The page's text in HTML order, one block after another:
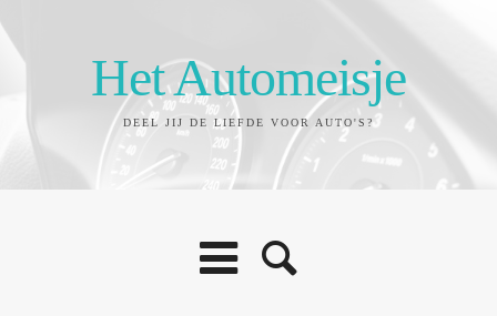
Het Automeisje
DEEL JIJ DE LIEFDE VOOR AUTO'S?